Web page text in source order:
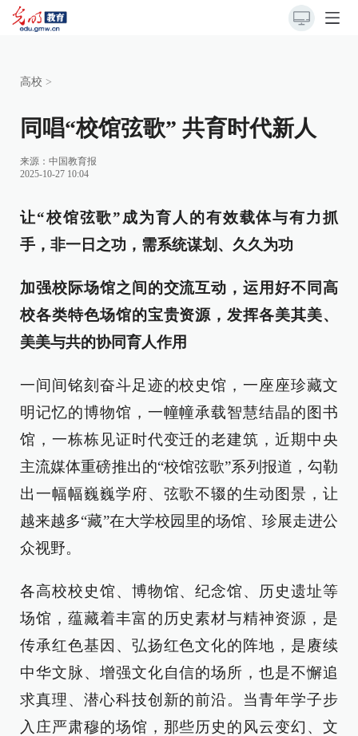
高校 >
同唱“校馆弦歌” 共育时代新人
来源： 中国教育报
2025-10-27 10:04
让“校馆弦歌”成为育人的有效载体与有力抓
手，非一日之功，需系统谋划、久久为功
加强校际场馆之间的交流互动，运用好不同高
校各类特色场馆的宝贵资源，发挥各美其美、
美美与共的协同育人作用
一间间铭刻奋斗足迹的校史馆，一座座珍藏文
明记忆的博物馆，一幢幢承载智慧结晶的图书
馆，一栋栋见证时代变迁的老建筑，近期中央
主流媒体重磅推出的“校馆弦歌”系列报道，勾勒
出一幅幅巍巍学府、弦歌不辍的生动图景，让
越来越多“藏”在大学校园里的场馆、珍展走进公
众视野。
各高校校史馆、博物馆、纪念馆、历史遗址等
场馆，蕴藏着丰富的历史素材与精神资源，是
传承红色基因、弘扬红色文化的阵地，是赓续
中华文脉、增强文化自信的场所，也是不懈追
求真理、潜心科技创新的前沿。当青年学子步
入庄严肃穆的场馆，那些历史的风云变幻、文